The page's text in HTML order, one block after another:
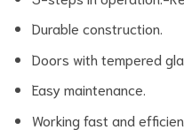
Durable construction.
Doors with tempered
Easy maintenance.
Working fast and